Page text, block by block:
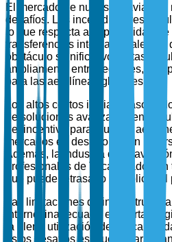
El mercado de nubes de aviación
desafíos. Las incertidumbres
lo que respecta a la privacidad de
transferencias internacionales de
obstáculo significativo. Estas
ampliamente entre regiones,
para las aerolíneas globales.
Los altos costos iniciales
de soluciones avanzadas en la
desincentivo para muchas
mercados en desarrollo con
Además, la industria de la
profesionales de TI calificados
que puede retrasar o complicar
Las limitaciones de
internet inadecuada en ciertas
la plena utilización de las
estos desafíos es crucial para